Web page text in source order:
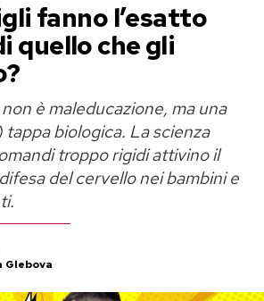
fanno l’esatto
quello che gli
è maleducazione, ma una
tappa biologica. La scienza
troppo rigidi attivino il
del cervello nei bambini e
Glebova